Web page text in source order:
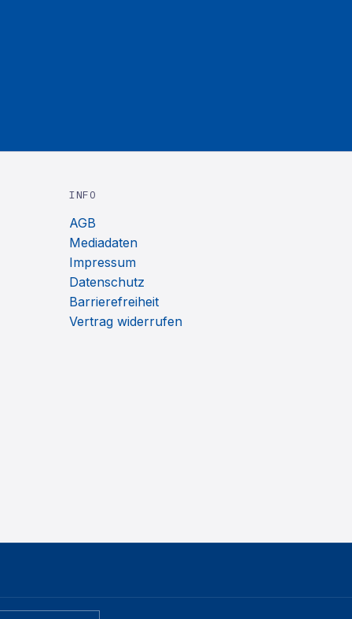
INFO
AGB
Mediadaten
Impressum
Datenschutz
Barrierefreiheit
Vertrag widerrufen